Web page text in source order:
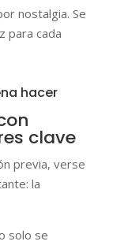
nostalgia. Se
para cada
hacer
clave
previa, verse
la
solo se